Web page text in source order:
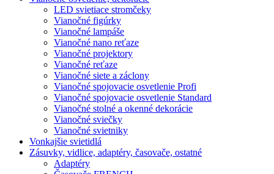
LED svietiace stromčeky
Vianočné figúrky
Vianočné lampáše
Vianočné nano reťaze
Vianočné projektory
Vianočné reťaze
Vianočné siete a záclony
Vianočné spojovacie osvetlenie Profi
Vianočné spojovacie osvetlenie Standard
Vianočné stolné a okenné dekorácie
Vianočné sviečky
Vianočné svietniky
Vonkajšie svietidlá
Zásuvky, vidlice, adaptéry, časovače, ostatné
Adaptéry